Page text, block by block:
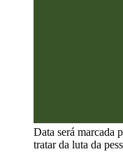
Data será marcada
tratar da luta da